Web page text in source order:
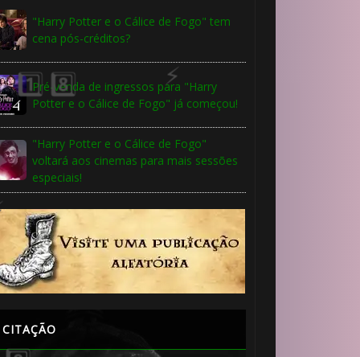
"Harry Potter e o Cálice de Fogo" tem
cena pós-créditos?
Pré-venda de ingressos para "Harry
Potter e o Cálice de Fogo" já começou!
"Harry Potter e o Cálice de Fogo"
voltará aos cinemas para mais sessões
especiais!
CITAÇÃO
1️⃣ 8️⃣
1️⃣ 8️⃣